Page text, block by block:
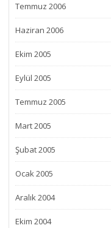
Temmuz 2006
Haziran 2006
Ekim 2005
Eylül 2005
Temmuz 2005
Mart 2005
Şubat 2005
Ocak 2005
Aralık 2004
Ekim 2004